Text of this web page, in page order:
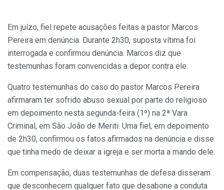
Em juízo, fiel repete acusações feitas a pastor Marcos
Pereira em denúncia. Durante 2h30, suposta vítima foi
interrogada e confirmou denúncia. Marcos diz que
testemunhas foram convencidas a depor contra ele.
Quatro testemunhas do caso do pastor Marcos Pereira
afirmaram ter sofrido abuso sexual por parte do religioso
em depoimento nesta segunda-feira (1º) na 2ª Vara
Criminal, em São João de Meriti. Uma fiel, em depoimento
de 2h30, confirmou os fatos afirmados na denúncia e disse
que tinha medo de deixar a igreja e ser morta a mando dele.
Em compensação, duas testemunhas de defesa disseram
que desconhecem qualquer fato que desabone a conduta